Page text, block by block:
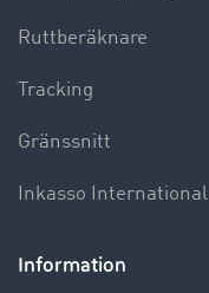
Ruttberäknare
Tracking
Gränssnitt
Inkasso International
Information